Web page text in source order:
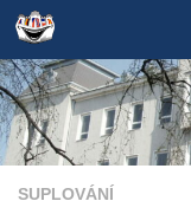
Skip to content
SUPLOVÁNÍ